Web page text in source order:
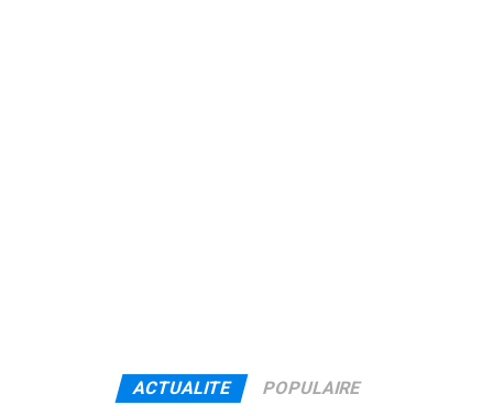
ACTUALITE POPULAIRE